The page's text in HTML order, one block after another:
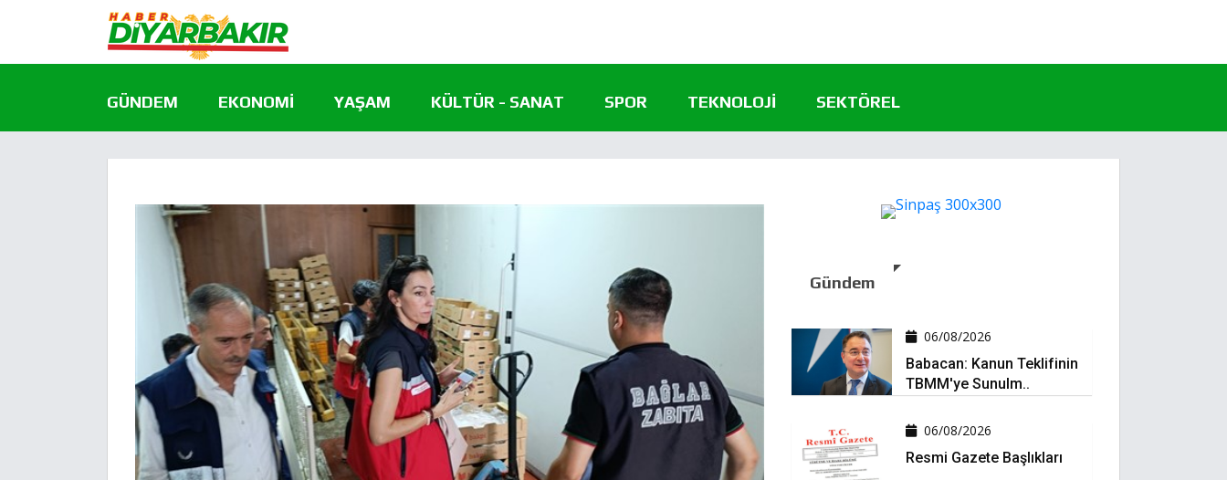
GÜNDEM EKONOMI YAŞAM KÜLTÜR - SANAT SPOR TEKNOLOJI SEKTÖREL
Gündem
06/08/2026
Babacan: Kanun Teklifinin
TBMM'ye Sunulm..
06/08/2026
Resmi Gazete Başlıkları